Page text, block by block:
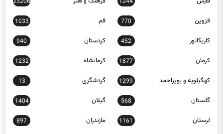
قزوین 770 قم 1033
کاریکاتور 452 کردستان 940
کرمان 1877 کرمانشاه 1232
کهگیلویه و بویراحمد 1299 گردشگری 13
گلستان 568 گیلان 1404
لرستان 1161 مازندران 897